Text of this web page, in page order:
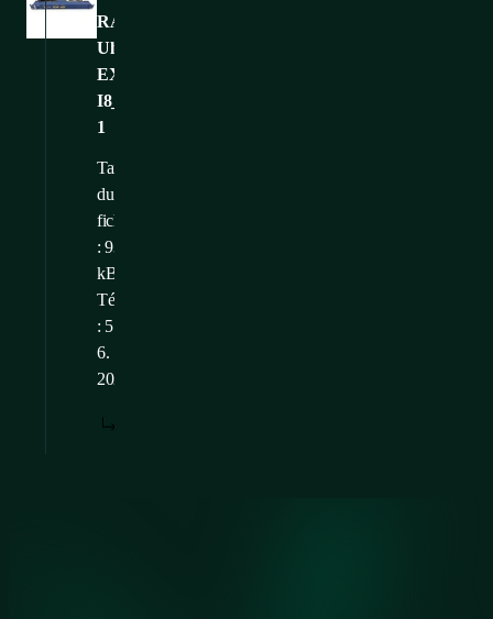
RAMOS-
Ultra-
EX-
I8_CONTEG-
1
Taille
du
fichier
: 93,72
kB
Téléchargé
: 5.
6.
2026